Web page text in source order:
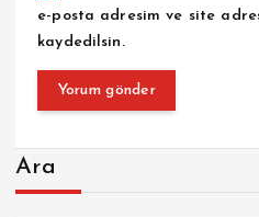
e-posta adresim ve site
kaydedilsin.
Ara